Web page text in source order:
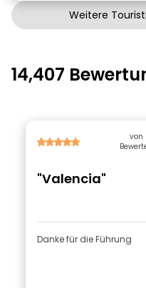
Weitere
14,407
"Valencia"
Danke für die Führung